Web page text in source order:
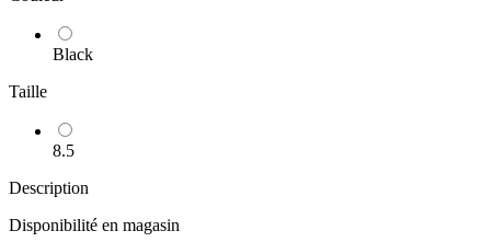
Black
Taille
8.5
Description
Disponibilité en magasin